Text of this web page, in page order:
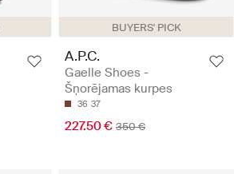
BUYERS' PICK
A.P.C.
Gaelle Shoes -
Šņorējamas kurpes
36 37
227.50 € 350 €